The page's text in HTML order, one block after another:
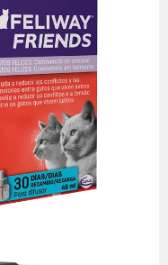
de feromonas que a
psicotrópicos que
estás dan un
de interpretación, Son
de la misma
Feliway). No afectan
no tienen efectos
hepática o renal, son
Siendo una línea
y perros. Innovar es
mascota, con CEVA
ansiedad y todos sus
como en casa con
beneficiosos para